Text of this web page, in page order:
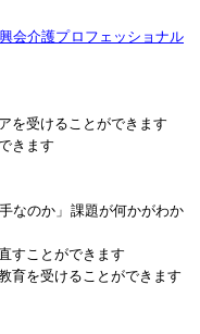
会介護プロフェッショナル
を受けることができます
きます
なのか」課題が何かがわか
すことができます
育を受けることができます